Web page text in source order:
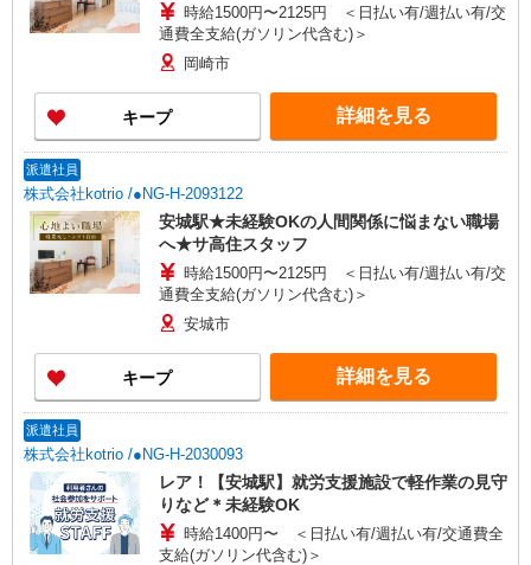
時給1500円〜2125円 ＜日払い有/週払い有/交
通費全支給(ガソリン代含む)＞
岡崎市
キープ 詳細を見る
派遣社員
株式会社kotrio /●NG-H-2093122
安城駅★未経験OKの人間関係に悩まない職場
へ★サ高住スタッフ
時給1500円〜2125円 ＜日払い有/週払い有/交
通費全支給(ガソリン代含む)＞
安城市
キープ 詳細を見る
派遣社員
株式会社kotrio /●NG-H-2030093
レア！【安城駅】就労支援施設で軽作業の見守
りなど＊未経験OK
時給1400円〜 ＜日払い有/週払い有/交通費全
支給(ガソリン代含む)＞